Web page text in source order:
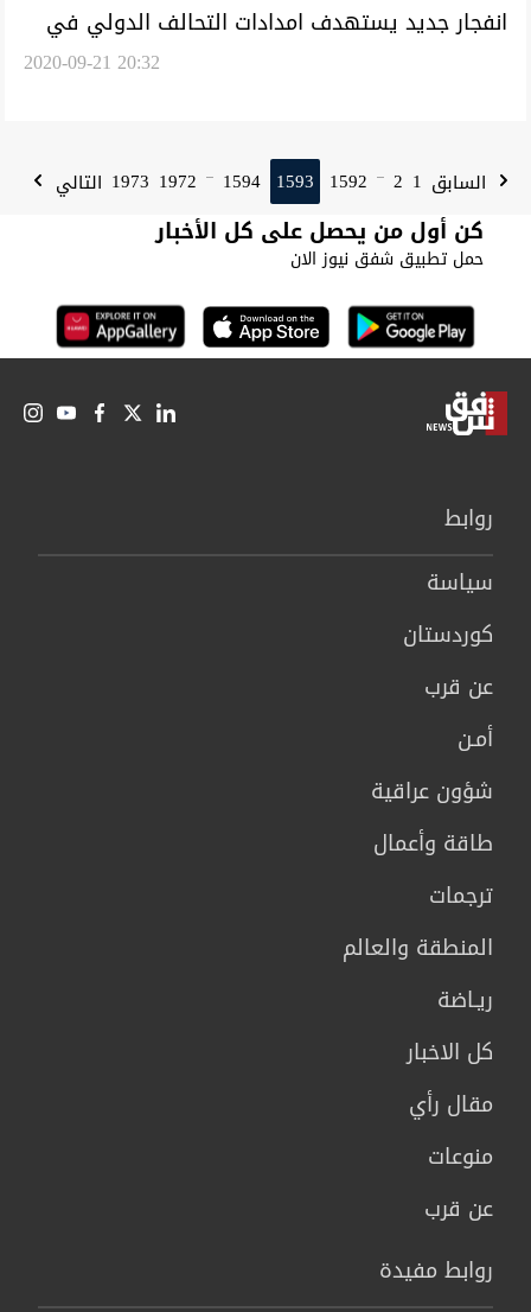
انفجار جديد يستهدف امدادات التحالف الدولي في
2020-09-21 20:32
السابق 1
2
...
1592
1593
1594
...
1972
1973 التالي
كن أول من يحصل على كل الأخبار
حمل تطبيق شفق نيوز الان
روابط
سیاسة
كوردستان
عن قرب
أمـن
شؤون عراقية
طاقة وأعمال
ترجمات
المنطقة والعالم
ريـاضة
كل الاخبار
مقال رأي
منوعات
عن قرب
روابط مفيدة